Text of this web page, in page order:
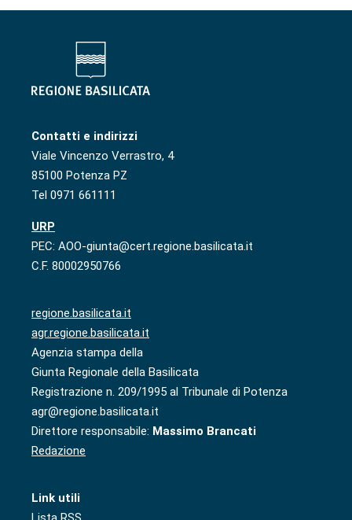
Contatti e indirizzi
Viale Vincenzo Verrastro, 4
85100 Potenza PZ
Tel 0971 661111
URP
PEC: AOO-giunta@cert.regione.basilicata.it
C.F. 80002950766
regione.basilicata.it
agr.regione.basilicata.it
Agenzia stampa della
Giunta Regionale della Basilicata
Registrazione n. 209/1995 al Tribunale di Potenza
agr@regione.basilicata.it
Direttore responsabile: Massimo Brancati
Redazione
Link utili